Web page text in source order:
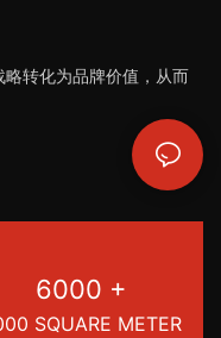
转化为品牌价值，从而
6000 +
SQUARE METER